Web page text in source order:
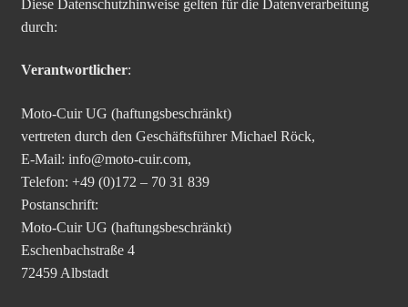
Diese Datenschutzhinweise gelten für die Datenverarbeitung
durch:
Verantwortlicher:
Moto-Cuir UG (haftungsbeschränkt)
vertreten durch den Geschäftsführer Michael Röck,
E-Mail: info@moto-cuir.com,
Telefon: +49 (0)172 – 70 31 839
Postanschrift:
Moto-Cuir UG (haftungsbeschränkt)
Eschenbachstraße 4
72459 Albstadt